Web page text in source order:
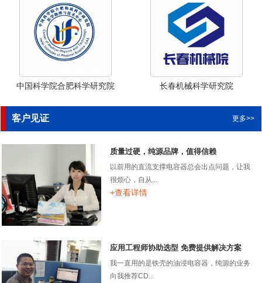
中国科学院合肥科学研究院 长春机械科学研究院
客户见证 更多>>
质量过硬，纯源品牌，值得信赖
以前用的直流支撑电容器总会出点问题，让我
很烦心，自从...
+查看详情
应用工程师协助选型 免费提供解决方案
我一直用的是铁壳的油浸电容器，纯源的业务
向我推荐CD...